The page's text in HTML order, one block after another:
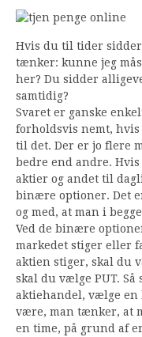
Hvis du til tider sidder
tænker: kunne jeg
her? Du sidder
samtidig?
Svaret er ganske
forholdsvis nemt, hvis
til det. Der er jo flere
bedre end andre.
aktier og andet til
binære optioner. Det
og med, at man i
Ved de binære
markedet stiger eller
aktien stiger, skal du
skal du vælge PUT.
aktiehandel, vælge en
være, man tænker, at
en time, på grund af